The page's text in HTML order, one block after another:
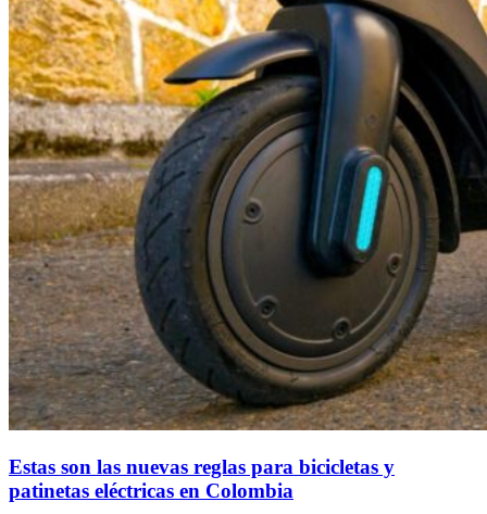
Estas son las nuevas reglas para bicicletas y
patinetas eléctricas en Colombia